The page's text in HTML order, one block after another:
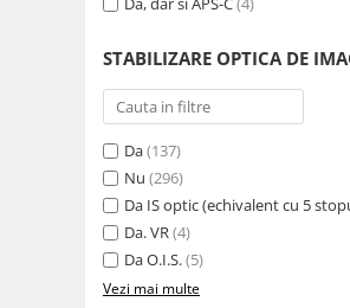
Tocuri si huse protectie aparate
Hamuri si Centuri foto
Curele Aparat - Umar
Genti Laptop si iPad
Hand Strap / Grip
Accesorii genti si trollere
STABILIZARE OPTICA DE
Da(137)
Nu (296)
Da IS optic (echivalent cu 5
Da. VR(4)
Da O.I.S.(5)
Vezi mai multe